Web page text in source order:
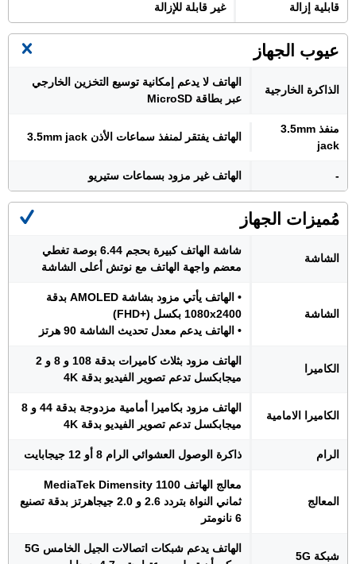
قابلية إزالة غير قابلة للإزالة
عيوب الجهاز
الذاكرة الخارجية
الهاتف لا يدعم إمكانية توسيع التخزين الخارجي
عبر بطاقة MicroSD
منفذ 3.5mm
jack
الهاتف يفتقر لمنفذ سماعات الأذن 3.5mm jack
- الهاتف غير مزود بسماعات ستيريو
مُميزات الجهاز
الشاشة
شاشة الهاتف كبيرة بحجم 6.44 بوصة تغطي
معضم واجهة الهاتف مع نوتش أعلى الشاشة
الشاشة
• الهاتف يأتي مزود بشاشة AMOLED بدقة
1080x2400 بكسل (+FHD)
• الهاتف يدعم معدل تحديث الشاشة 90 هرتز
الكاميرا
الهاتف مزود بثلاث كاميرات بدقة 108 و 8 و 2
ميجابكسل تدعم تصوير الفيديو بدقة 4K
الكاميرا الامامية
الهاتف مزود بكاميرا أمامية مزدوجة بدقة 44 و 8
ميجابكسل تدعم تصوير الفيديو بدقة 4K
الرام ذاكرة الوصول العشوائي الرام 8 أو 12 جيجابايت
المعالج
معالج الهاتف MediaTek Dimensity 1100
ثماني النواة بتردد 2.6 و 2.0 جيجاهرتز بدقة تصنيع
6 نانومتر
شبكة 5G
الهاتف يدعم شبكات اتصالات الجيل الخامس 5G